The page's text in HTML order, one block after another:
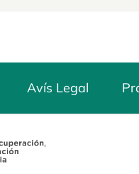
Avís Legal
in a new tab